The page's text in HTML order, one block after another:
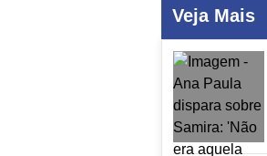
Veja Mais